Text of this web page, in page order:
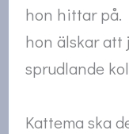
hon hittar på.
hon älskar att
sprudlande
Kattema ska